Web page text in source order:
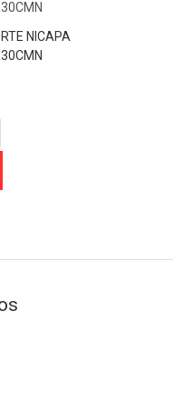
NICAPA